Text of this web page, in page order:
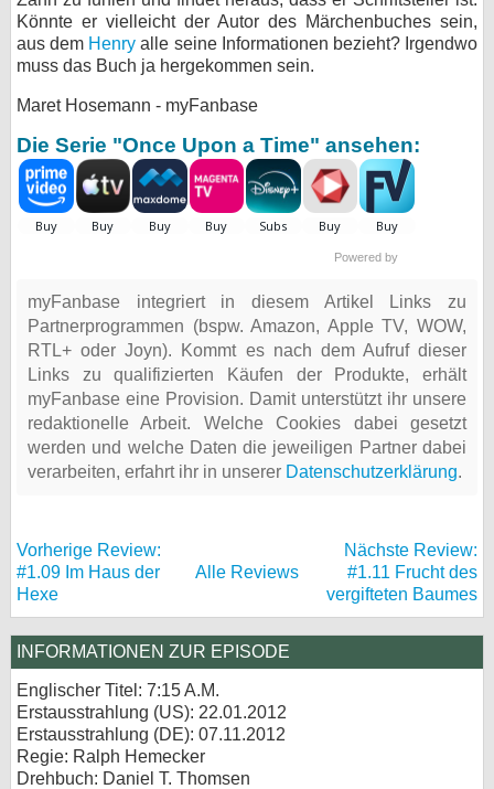
Könnte er vielleicht der Autor des Märchenbuches sein,
aus dem Henry alle seine Informationen bezieht? Irgendwo
muss das Buch ja hergekommen sein.
Maret Hosemann - myFanbase
Die Serie "Once Upon a Time" ansehen:
Powered by
myFanbase integriert in diesem Artikel Links zu
Partnerprogrammen (bspw. Amazon, Apple TV, WOW,
RTL+ oder Joyn). Kommt es nach dem Aufruf dieser
Links zu qualifizierten Käufen der Produkte, erhält
myFanbase eine Provision. Damit unterstützt ihr unsere
redaktionelle Arbeit. Welche Cookies dabei gesetzt
werden und welche Daten die jeweiligen Partner dabei
verarbeiten, erfahrt ihr in unserer Datenschutzerklärung.
Vorherige Review:
#1.09 Im Haus der
Hexe
Alle Reviews
Nächste Review:
#1.11 Frucht des
vergifteten Baumes
INFORMATIONEN ZUR EPISODE
Englischer Titel: 7:15 A.M.
Erstausstrahlung (US): 22.01.2012
Erstausstrahlung (DE): 07.11.2012
Regie: Ralph Hemecker
Drehbuch: Daniel T. Thomsen